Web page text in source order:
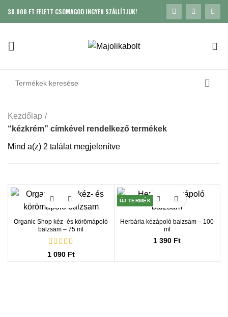
30.000 FT FELETT CSOMAGOD INGYEN SZÁLLÍTJUK!
Kezdőlap
“kézkrém” címkével rendelkező termékek
Mind a(z) 2 találat megjelenítve
Organic Shop kéz- és körömápoló
balzsam – 75 ml
1 090 Ft
ÚJ TERMÉK
Herbária kézápoló balzsam – 100
ml
1 390 Ft